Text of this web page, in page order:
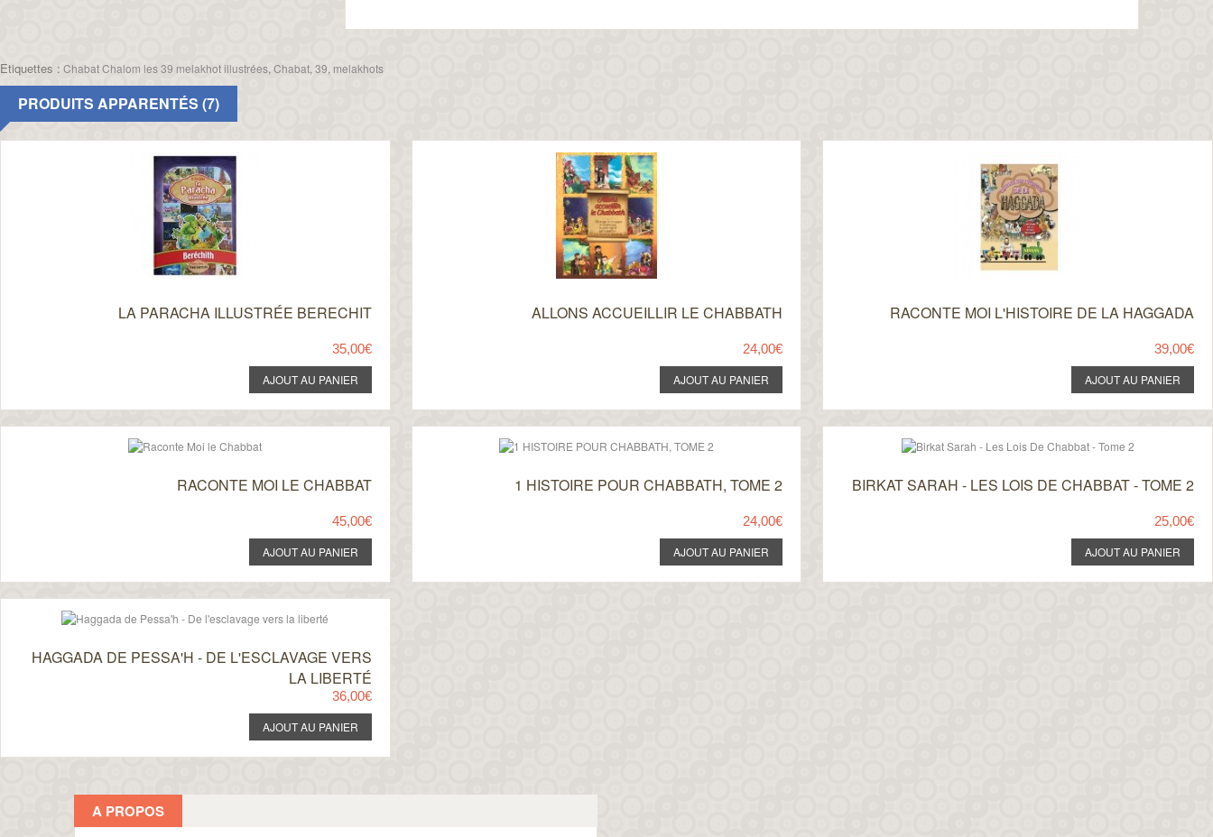
Etiquettes : Chabat Chalom les 39 melakhot illustrées, Chabat, 39, melakhots
PRODUITS APPARENTÉS (7)
LA PARACHA ILLUSTRÉE BERECHIT
35,00€
ALLONS ACCUEILLIR LE CHABBATH
24,00€
RACONTE MOI L'HISTOIRE DE LA HAGGADA
39,00€
RACONTE MOI LE CHABBAT
45,00€
1 HISTOIRE POUR CHABBATH, TOME 2
24,00€
BIRKAT SARAH - LES LOIS DE CHABBAT - TOME 2
25,00€
HAGGADA DE PESSA'H - DE L'ESCLAVAGE VERS
LA LIBERTÉ
36,00€
A PROPOS